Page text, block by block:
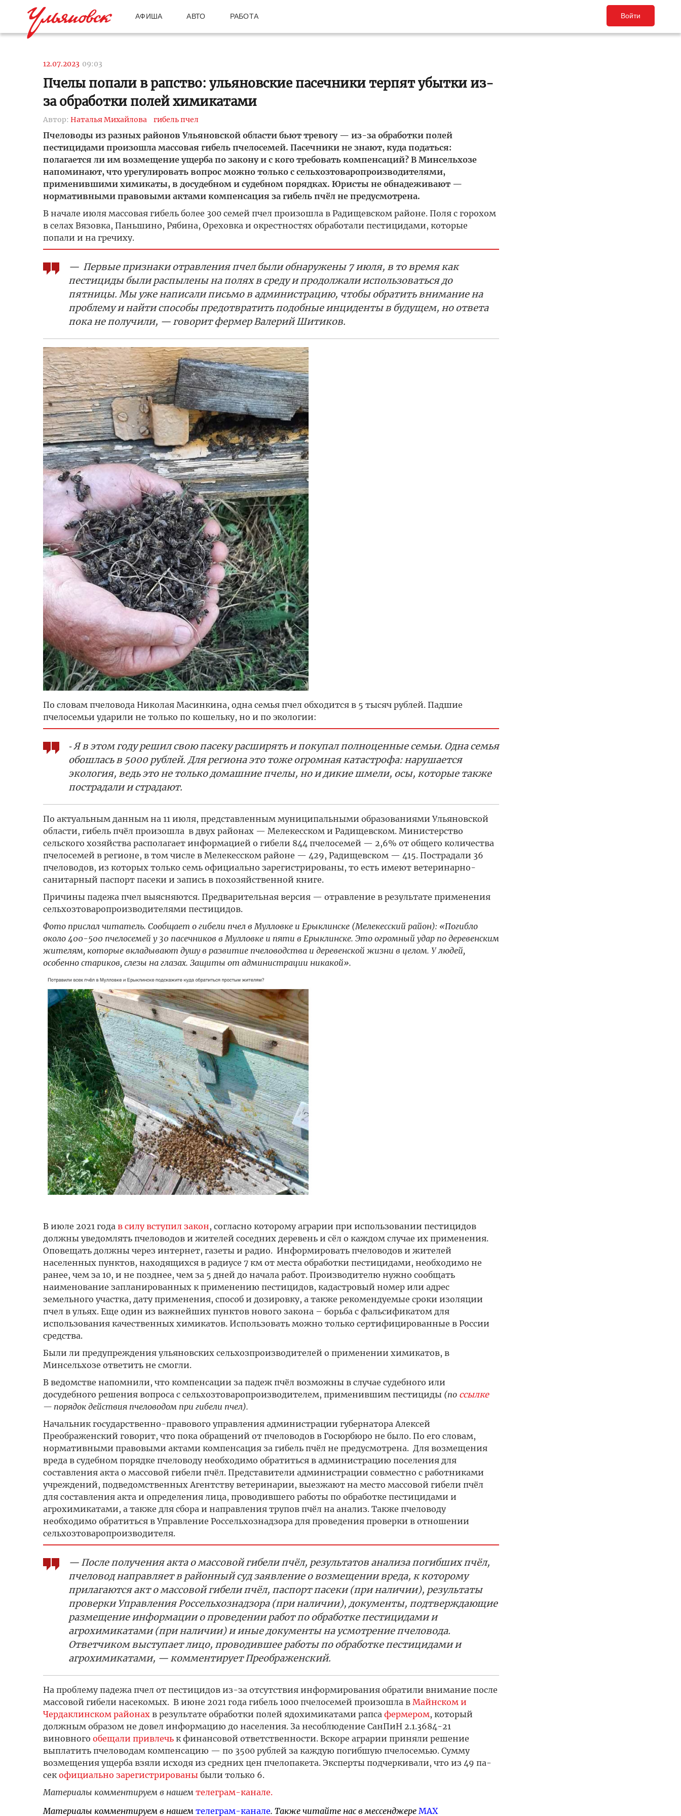
АФИША АВТО РАБОТА Войти
12.07.2023 09:03
Пчелы попали в рапство: ульяновские пасечники терпят убытки из-
за обработки полей химикатами
Автор: Наталья Михайлова гибель пчел
Пчеловоды из разных районов Ульяновской области бьют тревогу — из-за обработки полей
пестицидами произошла массовая гибель пчелосемей. Пасечники не знают, куда податься:
полагается ли им возмещение ущерба по закону и с кого требовать компенсаций? В Минсельхозе
напоминают, что урегулировать вопрос можно только с сельхозтоваропроизводителями,
применившими химикаты, в досудебном и судебном порядках. Юристы не обнадеживают —
нормативными правовыми актами компенсация за гибель пчёл не предусмотрена.
В начале июля массовая гибель более 300 семей пчел произошла в Радищевском районе. Поля с горохом
в селах Вязовка, Паньшино, Рябина, Ореховка и окрестностях обработали пестицидами, которые
попали и на гречиху.
— Первые признаки отравления пчел были обнаружены 7 июля, в то время как
пестициды были распылены на полях в среду и продолжали использоваться до
пятницы. Мы уже написали письмо в администрацию, чтобы обратить внимание на
проблему и найти способы предотвратить подобные инциденты в будущем, но ответа
пока не получили, — говорит фермер Валерий Шитиков.
По словам пчеловода Николая Масинкина, одна семья пчел обходится в 5 тысяч рублей. Падшие
пчелосемьи ударили не только по кошельку, но и по экологии:
⁃ Я в этом году решил свою пасеку расширять и покупал полноценные семьи. Одна семья
обошлась в 5000 рублей. Для региона это тоже огромная катастрофа: нарушается
экология, ведь это не только домашние пчелы, но и дикие шмели, осы, которые также
пострадали и страдают.
По актуальным данным на 11 июля, представленным муниципальными образованиями Ульяновской
области, гибель пчёл произошла в двух районах — Мелекесском и Радищевском. Министерство
сельского хозяйства располагает информацией о гибели 844 пчелосемей — 2,6% от общего количества
пчелосемей в регионе, в том числе в Мелекесском районе — 429, Радищевском — 415. Пострадали 36
пчеловодов, из которых только семь официально зарегистрированы, то есть имеют ветеринарно-
санитарный паспорт пасеки и запись в похозяйственной книге.
Причины падежа пчел выясняются. Предварительная версия — отравление в результате применения
сельхозтоваропроизводителями пестицидов.
Фото прислал читатель. Сообщает о гибели пчел в Мулловке и Ерыклинске (Мелекесский район): «Погибло
около 400-500 пчелосемей у 30 пасечников в Мулловке и пяти в Ерыклинске. Это огромный удар по деревенским
жителям, которые вкладывают душу в развитие пчеловодства и деревенской жизни в целом. У людей,
особенно стариков, слезы на глазах. Защиты от администрации никакой».
В июле 2021 года в силу вступил закон, согласно которому аграрии при использовании пестицидов
должны уведомлять пчеловодов и жителей соседних деревень и сёл о каждом случае их применения.
Оповещать должны через интернет, газеты и радио. Информировать пчеловодов и жителей
населенных пунктов, находящихся в радиусе 7 км от места обработки пестицидами, необходимо не
ранее, чем за 10, и не позднее, чем за 5 дней до начала работ. Производителю нужно сообщать
наименование запланированных к применению пестицидов, кадастровый номер или адрес
земельного участка, дату применения, способ и дозировку, а также рекомендуемые сроки изоляции
пчел в ульях. Еще один из важнейших пунктов нового закона – борьба с фальсификатом для
использования качественных химикатов. Использовать можно только сертифицированные в России
средства.
Были ли предупреждения ульяновских сельхозпроизводителей о применении химикатов, в
Минсельхозе ответить не смогли.
В ведомстве напомнили, что компенсации за падеж пчёл возможны в случае судебного или
досудебного решения вопроса с сельхозтоваропроизводителем, применившим пестициды (по ссылке
— порядок действия пчеловодом при гибели пчел).
Начальник государственно-правового управления администрации губернатора Алексей
Преображенский говорит, что пока обращений от пчеловодов в Госюрбюро не было. По его словам,
нормативными правовыми актами компенсация за гибель пчёл не предусмотрена. Для возмещения
вреда в судебном порядке пчеловоду необходимо обратиться в администрацию поселения для
составления акта о массовой гибели пчёл. Представители администрации совместно с работниками
учреждений, подведомственных Агентству ветеринарии, выезжают на место массовой гибели пчёл
для составления акта и определения лица, проводившего работы по обработке пестицидами и
агрохимикатами, а также для сбора и направления трупов пчёл на анализ. Также пчеловоду
необходимо обратиться в Управление Россельхознадзора для проведения проверки в отношении
сельхозтоваропроизводителя.
— После получения акта о массовой гибели пчёл, результатов анализа погибших пчёл,
пчеловод направляет в районный суд заявление о возмещении вреда, к которому
прилагаются акт о массовой гибели пчёл, паспорт пасеки (при наличии), результаты
проверки Управления Россельхознадзора (при наличии), документы, подтверждающие
размещение информации о проведении работ по обработке пестицидами и
агрохимикатами (при наличии) и иные документы на усмотрение пчеловода.
Ответчиком выступает лицо, проводившее работы по обработке пестицидами и
агрохимикатами, — комментирует Преображенский.
На проблему падежа пчел от пестицидов из-за отсутствия информирования обратили внимание после
массовой гибели насекомых. В июне 2021 года гибель 1000 пче­лосе­мей произошла в Майнском и
Чердаклинском районахв результате обработки по­лей ядо­хими­ката­ми рап­са фер­ме­ром, ко­торый
долж­ным об­ра­зом не до­вел ин­форма­цию до на­селе­ния. За несоблюдение СанПиН 2.1.3684-21
виновного обещали привлечьк финансовой ответственности. Вскоре аграрии приняли решение
выплатить пчеловодам компенсацию — по 3500 рублей за каждую погибшую пчелосемью. Сумму
возмещения ущерба взяли исходя из средних цен пчелопакета. Эксперты подчеркивали, что из 49 па­
сек офи­ци­аль­но за­регист­ри­рова­ныбы­ли толь­ко 6.
Материалы комментируем в нашем телеграм-канале.
Материалы комментируем в нашем телеграм-канале. Также читайте нас в мессенджере MAX